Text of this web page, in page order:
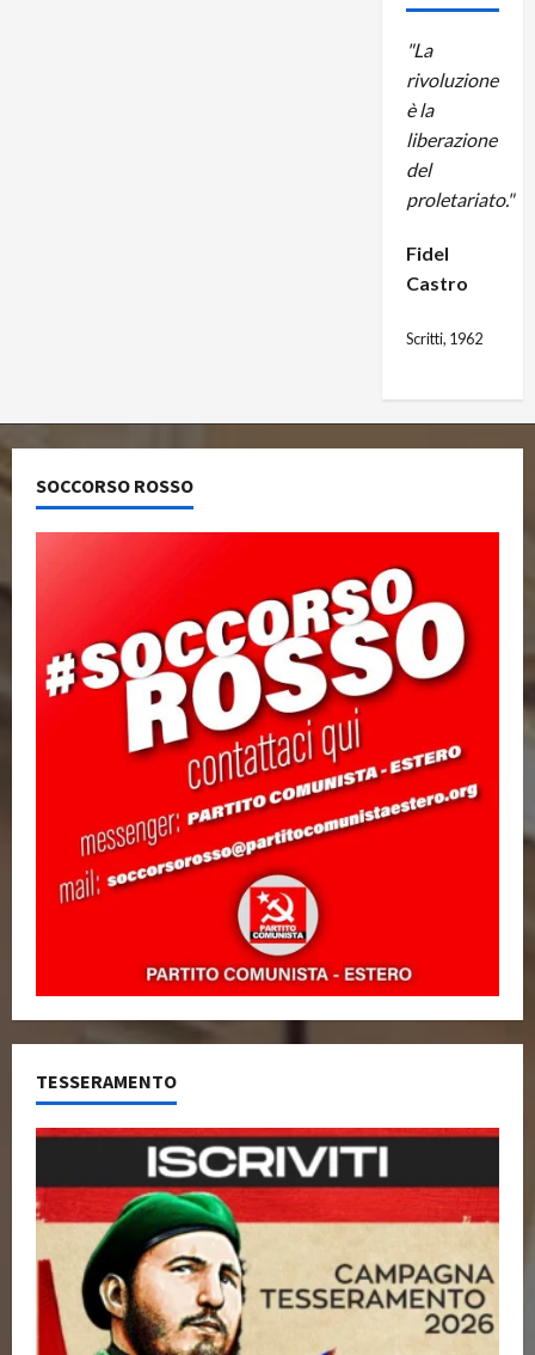
"La
rivoluzione
è la
liberazione
del
proletariato."
Fidel
Castro
Scritti, 1962
SOCCORSO ROSSO
TESSERAMENTO